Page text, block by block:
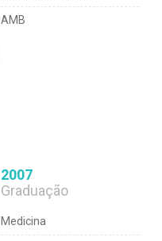
AMB
2007
Graduação
Medicina